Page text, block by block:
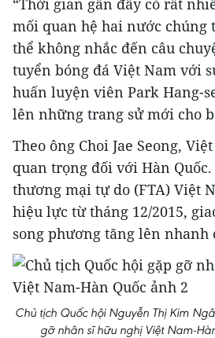
“Thời gian gần đây có rất
mối quan hệ hai nước chúng
thể không nhắc đến câu
tuyển bóng đá Việt Nam với
huấn luyện viên Park Hang-
lên những trang sử mới cho
Theo ông Choi Jae Seong,
quan trọng đối với Hàn
thương mại tự do (FTA) Việt
hiệu lực từ tháng 12/2015,
song phương tăng lên nhanh
Chủ tịch Quốc hội Nguyễn Thị Kim
gỡ nhân sĩ hữu nghị Việt Nam-